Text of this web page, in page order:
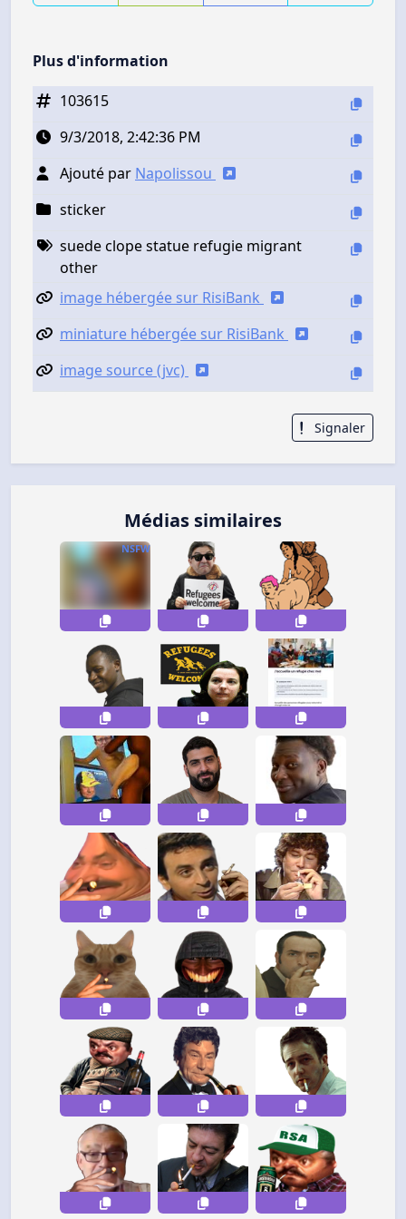
Plus d'information
103615
9/3/2018, 2:42:36 PM
Ajouté par Napolissou
sticker
suede clope statue refugie migrant
other
image hébergée sur RisiBank
miniature hébergée sur RisiBank
image source (jvc)
Signaler
Médias similaires
NSFW